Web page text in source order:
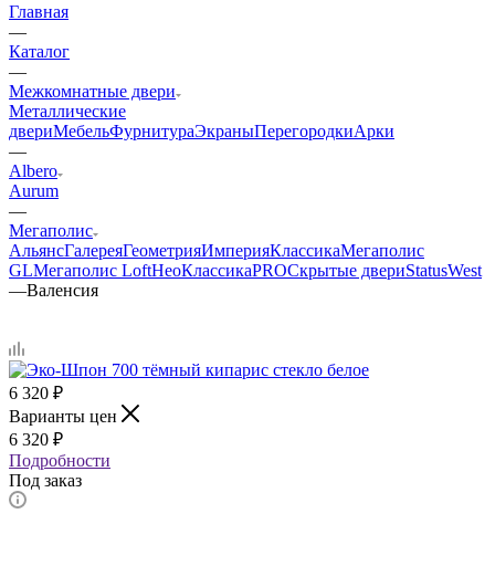
Главная
—
Каталог
—
Межкомнатные двери
Металлические
двериМебельФурнитураЭкраныПерегородкиАрки
—
Albero
Aurum
—
Мегаполис
АльянсГалереяГеометрияИмперияКлассикаМегаполис
GLМегаполис LoftНеоКлассикаPROСкрытые двериStatusWest
—Валенсия
6 320 ₽
Варианты цен
6 320 ₽
Подробности
Под заказ